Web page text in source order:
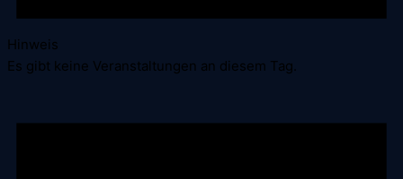
Hinweis
Es gibt keine Veranstaltungen an diesem Tag.